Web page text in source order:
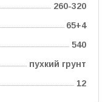
260-320
65+4
540
пухкий грунт
12